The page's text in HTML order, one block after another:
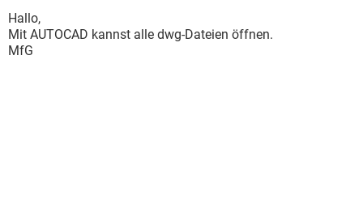
Hallo,
Mit AUTOCAD kannst alle dwg-Dateien öffnen.
MfG